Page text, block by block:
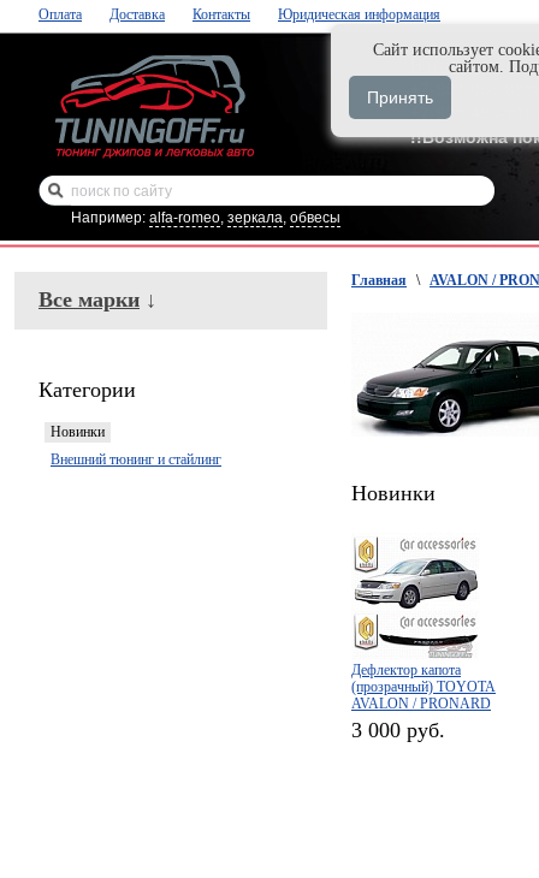
Оплата Доставка Контакты Юридическая информация
Нажми и
+7-929-495-
!!Возможна
Например: alfa-romeo, зеркала, обвесы
Все марки ↓
Категории
Новинки
Внешний тюнинг и стайлинг
Главная \ AVALON /
Новинки
Дефлектор капота
(прозрачный) TOYOTA
AVALON / PRONARD
(1999-2004)
3 000 руб.
Cайт использует
сайтом.
Принять